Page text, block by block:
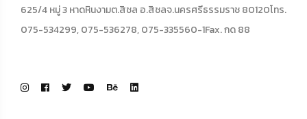
625/4 หมู่ 3 หาดหินงามต.สิชล อ.สิชลจ.นครศรีธรรมราช 80120โทร.
075-534299, 075-536278, 075-335560-1Fax. กด 88